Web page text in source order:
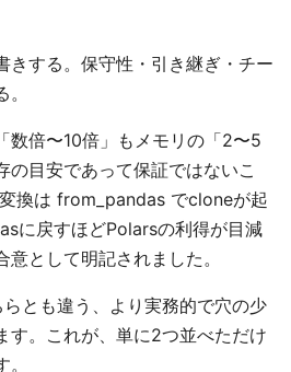
きする。保守性・引き継ぎ・チー
数倍〜10倍」もメモリの「2〜5
の目安であって保証ではないこ
換は from_pandas でcloneが起
に戻すほどPolarsの利得が目減
として明記されました。
とも違う、より実務的で穴の少
す。これが、単に2つ並べただけ